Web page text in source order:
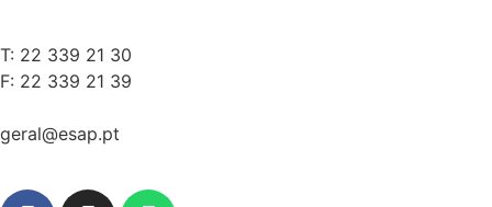
T: 22 339 21 30
F: 22 339 21 39
geral@esap.pt